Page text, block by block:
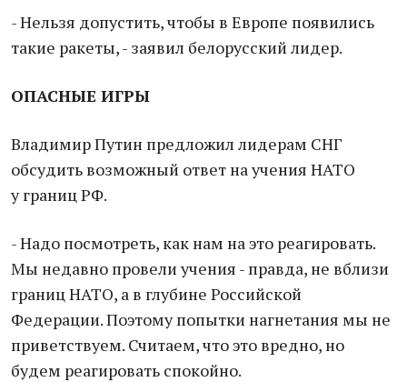
- Нельзя допустить, чтобы в Европе появились
такие ракеты, - заявил белорусский лидер.
ОПАСНЫЕ ИГРЫ
Владимир Путин предложил лидерам СНГ
обсудить возможный ответ на учения НАТО
у границ РФ.
- Надо посмотреть, как нам на это реагировать.
Мы недавно провели учения - правда, не вблизи
границ НАТО, а в глубине Российской
Федерации. Поэтому попытки нагнетания мы не
приветствуем. Считаем, что это вредно, но
будем реагировать спокойно.